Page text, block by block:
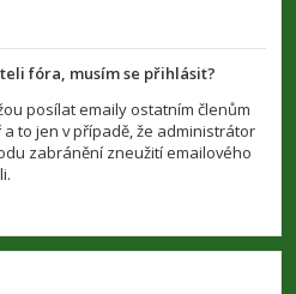
fóra, musím se přihlásit?
posílat emaily ostatním členům
to jen v případě, že administrátor
zabránění zneužití emailového